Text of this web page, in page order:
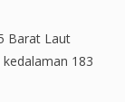
Barat Laut
183